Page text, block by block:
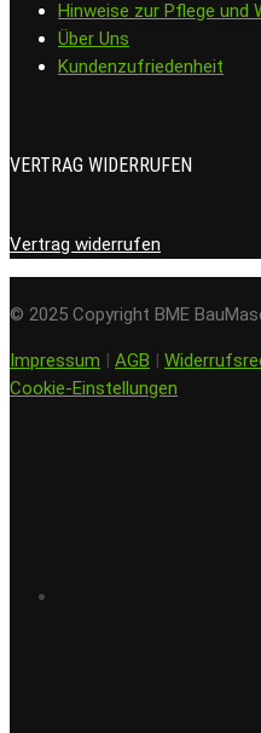
Hinweise zur Pflege und
Über Uns
Kundenzufriedenheit
VERTRAG WIDERRUFEN
Vertrag widerrufen
© 2025 Copyright BME
Impressum | AGB |
Cookie-Einstellungen